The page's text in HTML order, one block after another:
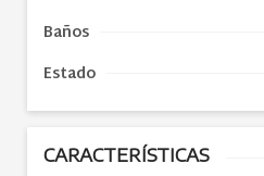
Baños
Estado
CARACTERÍSTICAS